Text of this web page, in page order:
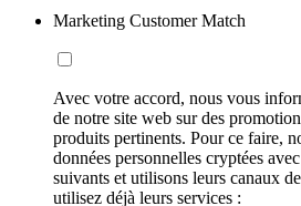
Marketing Customer Match
Avec votre accord, nous vous
de notre site web sur des
produits pertinents. Pour ce faire,
données personnelles cryptées
suivants et utilisons leurs canaux
utilisez déjà leurs services :